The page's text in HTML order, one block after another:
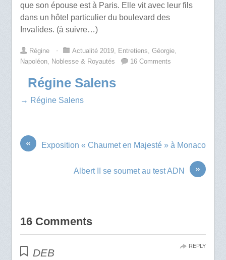
que son épouse est à Paris. Elle vit avec leur fils
dans un hôtel particulier du boulevard des
Invalides. (à suivre…)
Régine ⋅ Actualité 2019, Entretiens Géorgie,
Napoléon, Noblesse & Royautés 16 Comments
Régine Salens
→ Régine Salens
« Exposition « Chaumet en Majesté » à Monaco
»
Albert II se soumet au test ADN
16 Comments
DEB
REPLY